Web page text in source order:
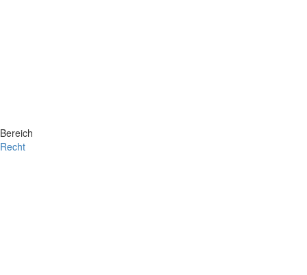
Bereich
Recht